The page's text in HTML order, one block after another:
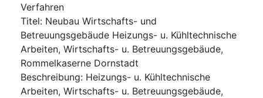
Verfahren
Titel: Neubau Wirtschafts- und
Betreuungsgebäude Heizungs- u. Kühltechnische
Arbeiten, Wirtschafts- u. Betreuungsgebäude,
Rommelkaserne Dornstadt
Beschreibung: Heizungs- u. Kühltechnische
Arbeiten, Wirtschafts- u. Betreuungsgebäude,